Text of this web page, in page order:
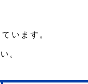
います。
。